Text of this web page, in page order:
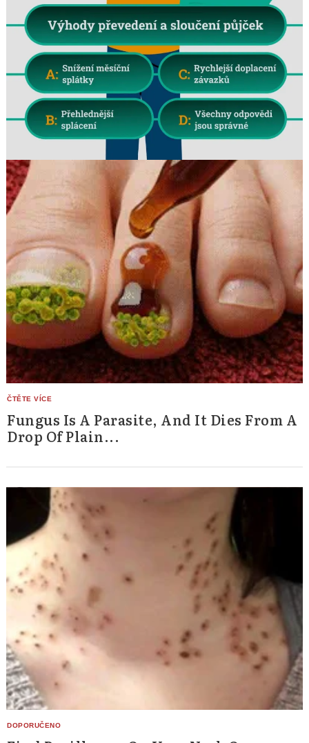
Fungus Is A Parasite, And It Dies From A
Drop Of Plain...